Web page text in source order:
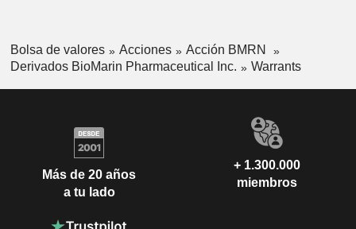
Bolsa de valores Acciones
Acción BMRN
Derivados BioMarin Pharmaceutical Inc.
Warrants
Más de 20 años
a tu lado
+ 1.300.000
miembros